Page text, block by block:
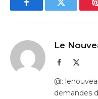
FacebookTwitter
Le
Facebook
@:
demandes